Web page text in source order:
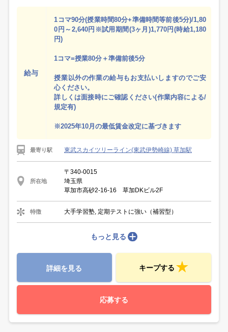
給与
1コマ90分(授業時間80分+準備時間等前後5分)/1,80
0円～2,640円※試用期間(3ヶ月)1,770円(時給1,180
円)
1コマ=授業80分＋準備前後5分
授業以外の作業の給与もお支払いしますのでご安
心ください。
詳しくは面接時にご確認ください(作業内容による/
規定有)
※2025年10月の最低賃金改定に基づきます
最寄り駅 東武スカイツリーライン(東武伊勢崎線) 草加駅
所在地
〒340-0015
埼玉県
草加市高砂2-16-16 草加DKビル2F
特徴 大手学習塾, 定期テストに強い（補習型）
もっと見る
詳細を見る キープする
応募する